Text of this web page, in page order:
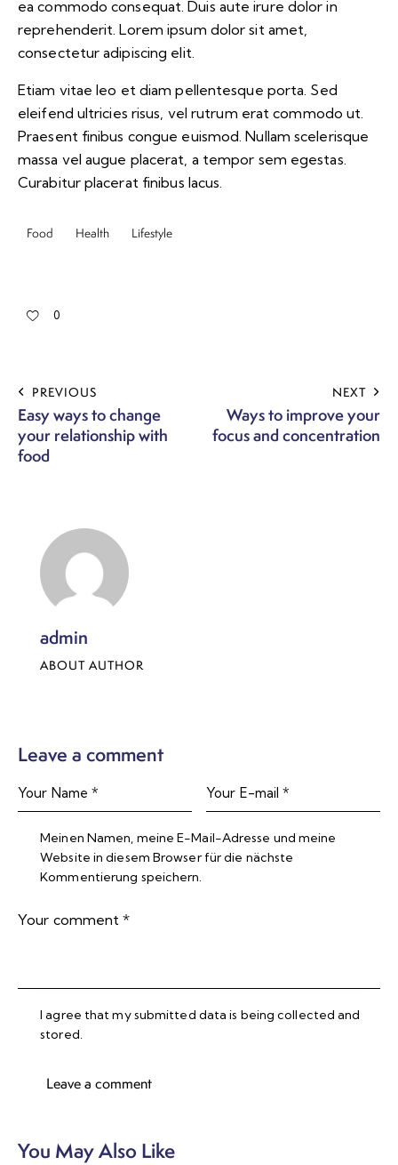
ea commodo consequat. Duis aute irure dolor in
reprehenderit. Lorem ipsum dolor sit amet,
consectetur adipiscing elit.
Etiam vitae leo et diam pellentesque porta. Sed
eleifend ultricies risus, vel rutrum erat commodo ut.
Praesent finibus congue euismod. Nullam scelerisque
massa vel augue placerat, a tempor sem egestas.
Curabitur placerat finibus lacus.
Food Health Lifestyle
0
PREVIOUS
Easy ways to change
your relationship with
food
NEXT
Ways to improve your
focus and concentration
admin
ABOUT AUTHOR
Leave a comment
Meinen Namen, meine E-Mail-Adresse und meine
Website in diesem Browser für die nächste
Kommentierung speichern.
I agree that my submitted data is being collected and
stored.
You May Also Like